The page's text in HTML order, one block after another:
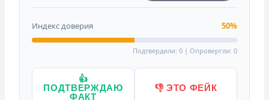
Индекс доверия 50%
Подтвердили: 0 | Опровергли: 0
👍
ПОДТВЕРЖДАЮ
ФАКТ
👎 ЭТО ФЕЙК